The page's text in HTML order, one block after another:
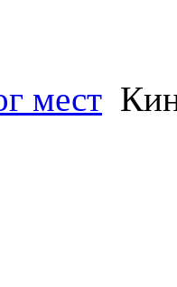
мест